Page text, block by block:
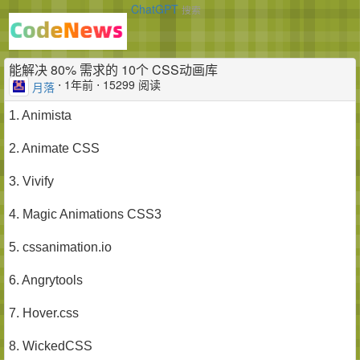
ChatGPT 搜索
能解决 80% 需求的 10个 CSS动画库
月落 ⋅ 1年前 ⋅ 15299 阅读
1. Animista
2. Animate CSS
3. Vivify
4. Magic Animations CSS3
5. cssanimation.io
6. Angrytools
7. Hover.css
8. WickedCSS